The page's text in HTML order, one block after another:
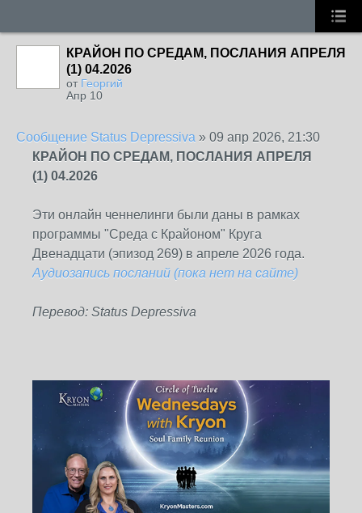
КРАЙОН ПО СРЕДАМ, ПОСЛАНИЯ АПРЕЛЯ
(1) 04.2026
от Георгий
Апр 10
Сообщение Status Depressiva » 09 апр 2026, 21:30
КРАЙОН ПО СРЕДАМ, ПОСЛАНИЯ АПРЕЛЯ
(1) 04.2026
Эти онлайн ченнелинги были даны в рамках
программы "Среда с Крайоном" Круга
Двенадцати (эпизод 269) в апреле 2026 года.
Аудиозапись посланий (пока нет на сайте)
Перевод: Status Depressiva